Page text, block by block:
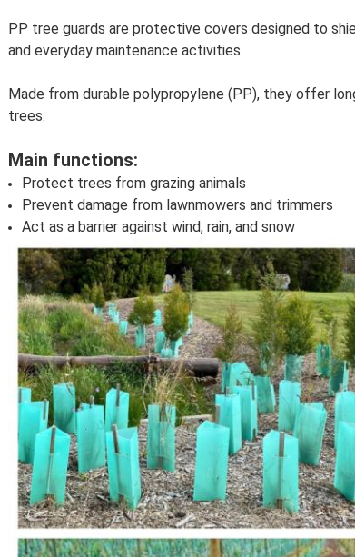
PP tree guards are protective covers designed to
and everyday maintenance activities.
Made from durable polypropylene (PP), they offer
trees.
Main functions:
Protect trees from grazing animals
Prevent damage from lawnmowers and trimmers
Act as a barrier against wind, rain, and snow